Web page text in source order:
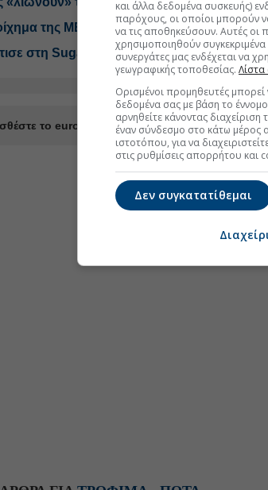
της ΜΕΒΓΑΛ βρίσκεται εκτός
στη Sugartia η μείωση της κατανάλωση
το euro2day.gr στο Discover
και άλλα δεδομένα συσκευής)
παρόχους, οι οποίοι μπορούν
να τις αποθηκεύσουν. Αυτές οι
χρησιμοποιηθούν
συνεργάτες μας ενδέχεται να
γεωγραφικής τοποθεσίας.
Ορισμένοι προμηθευτές
δεδομένα σας με βάση το
αρνηθείτε κάνοντας
έναν σύνδεσμο στο κάτω μέρος
ιστοτόπου, για να
στις ρυθμίσεις απορρήτου και
Δεν συγκατατίθεμαι